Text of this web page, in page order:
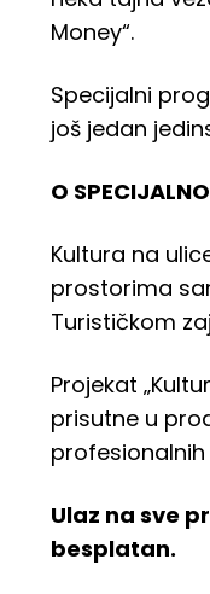
Money“.
Specijalni
još jedan
O
Kultura na
prostorima
Turističkom
Projekat
prisutne u
Ulaz na sve
besplatan.